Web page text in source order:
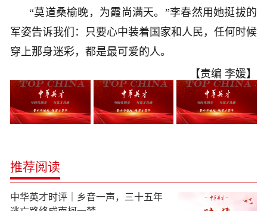
“莫道桑榆晚，为霞尚满天。”李春然用她挺拔的
军姿告诉我们：只要心中装着国家和人民，任何时候
穿上那身迷彩，都是最可爱的人。
【责编 李媛】
推荐阅读
中华英才时评｜乡音一声，三十五年